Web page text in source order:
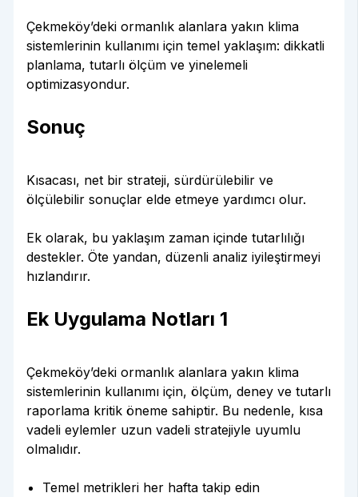
Çekmeköy’deki ormanlık alanlara yakın klima
sistemlerinin kullanımı için temel yaklaşım: dikkatli
planlama, tutarlı ölçüm ve yinelemeli
optimizasyondur.
Sonuç
Kısacası, net bir strateji, sürdürülebilir ve
ölçülebilir sonuçlar elde etmeye yardımcı olur.
Ek olarak, bu yaklaşım zaman içinde tutarlılığı
destekler. Öte yandan, düzenli analiz iyileştirmeyi
hızlandırır.
Ek Uygulama Notları 1
Çekmeköy’deki ormanlık alanlara yakın klima
sistemlerinin kullanımı için, ölçüm, deney ve tutarlı
raporlama kritik öneme sahiptir. Bu nedenle, kısa
vadeli eylemler uzun vadeli stratejiyle uyumlu
olmalıdır.
Temel metrikleri her hafta takip edin